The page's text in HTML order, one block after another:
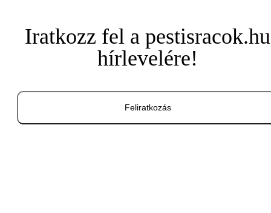
Iratkozz fel a pestisracok.hu
hírlevelére!
Feliratkozás